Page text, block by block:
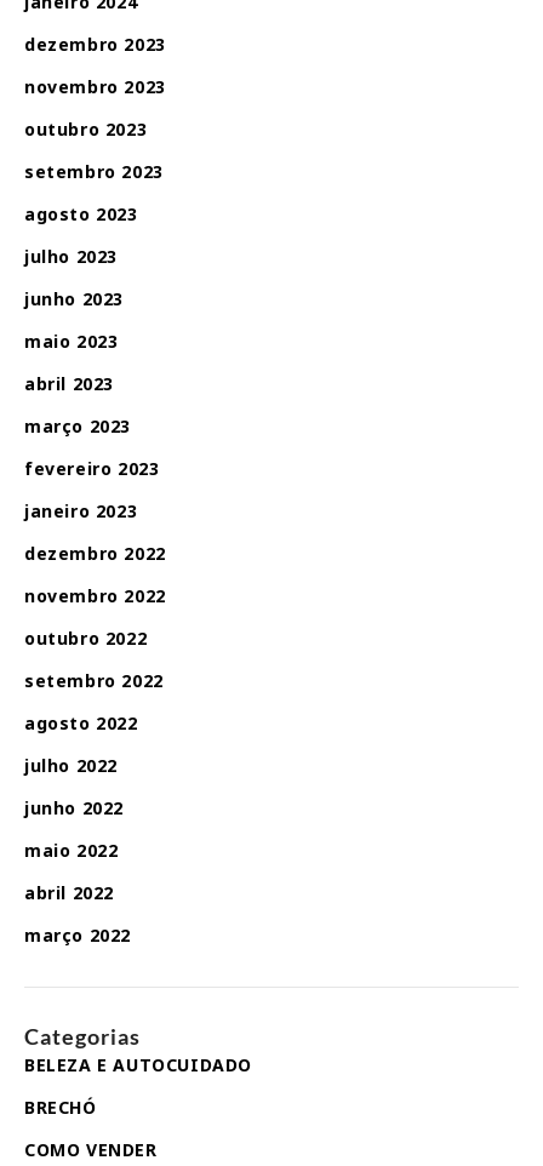
dezembro 2023
novembro 2023
outubro 2023
setembro 2023
agosto 2023
julho 2023
junho 2023
maio 2023
abril 2023
março 2023
fevereiro 2023
janeiro 2023
dezembro 2022
novembro 2022
outubro 2022
setembro 2022
agosto 2022
julho 2022
junho 2022
maio 2022
abril 2022
março 2022
Categorias
BELEZA E AUTOCUIDADO
BRECHÓ
COMO VENDER